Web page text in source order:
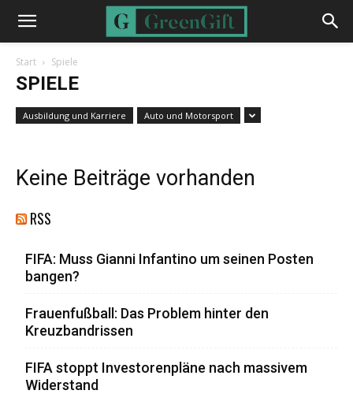
Start Spiele
SPIELE
Ausbildung und Karriere Auto und Motorsport
Keine Beiträge vorhanden
RSS
FIFA: Muss Gianni Infantino um seinen Posten
bangen?
Frauenfußball: Das Problem hinter den
Kreuzbandrissen
FIFA stoppt Investorenpläne nach massivem
Widerstand